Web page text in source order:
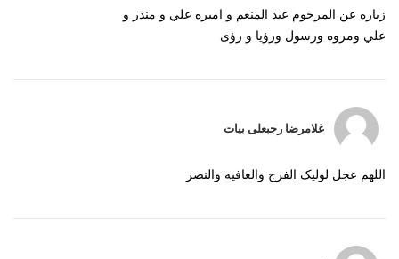
زياره عن المرحوم عبد المنعم و اميره علي و منذر و
علي ومروه ورسول ورؤيا و رؤى
غلامرضا رجبعلی بیات
اللهم عجل لولیک الفرج والعافیه والنصر